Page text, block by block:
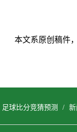
本文系原创稿件
足球比分竞猜预测 /